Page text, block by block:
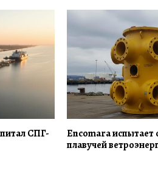
СПГ-
Encomara испытает
плавучей